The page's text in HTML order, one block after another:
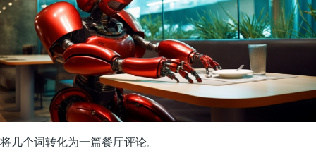
将几个词转化为一篇餐厅评论。